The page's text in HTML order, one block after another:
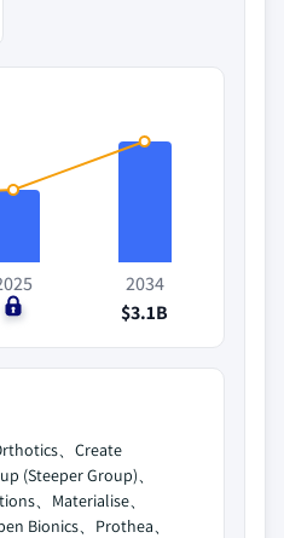
$0
2034
$3.1B
、Create
(Steeper Group)、
、Materialise、
Bionics、Prothea、